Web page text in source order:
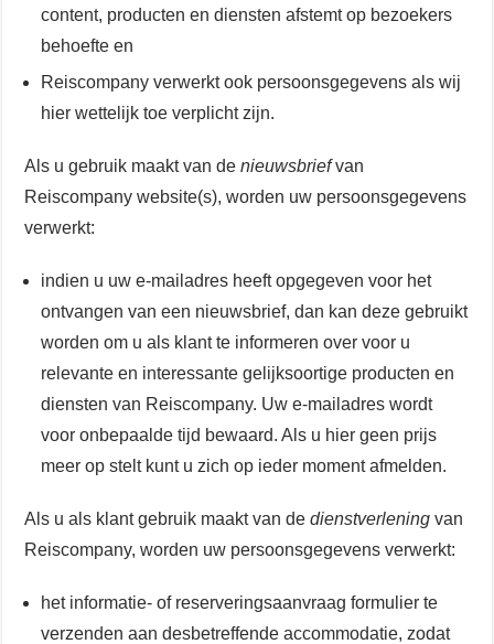
content, producten en diensten afstemt op bezoekers
behoefte en
Reiscompany verwerkt ook persoonsgegevens als wij
hier wettelijk toe verplicht zijn.
Als u gebruik maakt van denieuwsbriefvan
Reiscompany website(s), worden uw persoonsgegevens
verwerkt:
indien u uw e-mailadres heeft opgegeven voor het
ontvangen van een nieuwsbrief, dan kan deze gebruikt
worden om u als klant te informeren over voor u
relevante en interessante gelijksoortige producten en
diensten van Reiscompany. Uw e-mailadres wordt
voor onbepaalde tijd bewaard. Als u hier geen prijs
meer op stelt kunt u zich op ieder moment afmelden.
Als u als klant gebruik maakt van dedienstverlening van
Reiscompany, worden uw persoonsgegevens verwerkt:
het informatie- of reserveringsaanvraag formulier te
verzenden aan desbetreffende accommodatie, zodat